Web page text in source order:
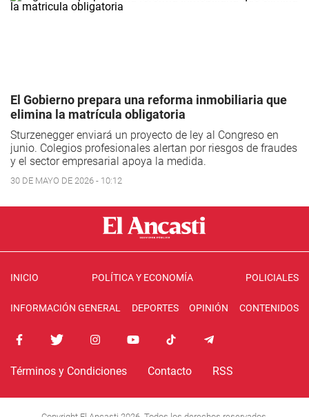
El Gobierno prepara una reforma inmobiliaria que
elimina la matrícula obligatoria
Sturzenegger enviará un proyecto de ley al Congreso en
junio. Colegios profesionales alertan por riesgos de fraudes
y el sector empresarial apoya la medida.
30 DE MAYO DE 2026 - 10:12
INICIO POLÍTICA Y ECONOMÍA POLICIALES
INFORMACIÓN GENERAL DEPORTES OPINIÓN CONTENIDOS
Términos y Condiciones Contacto RSS